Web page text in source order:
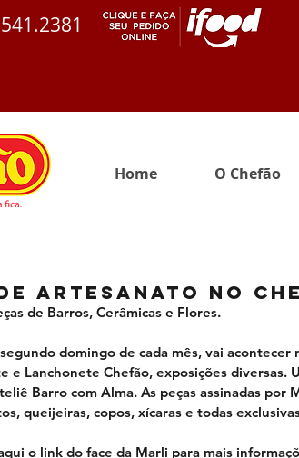
Home O Chefão
Artesanato no
de Barros, Cerâmicas e Flores.
domingo de cada mês, vai acontecer
e Lanchonete Chefão, exposições diversas.
Barro com Alma. As peças assinadas por
queijeiras, copos, xícaras e todas
o link do face da Marli para mais